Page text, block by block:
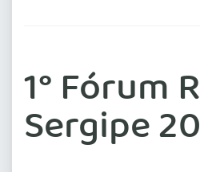
1° Fórum
Sergipe